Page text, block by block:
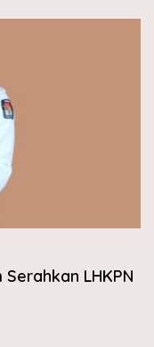
LHKPN